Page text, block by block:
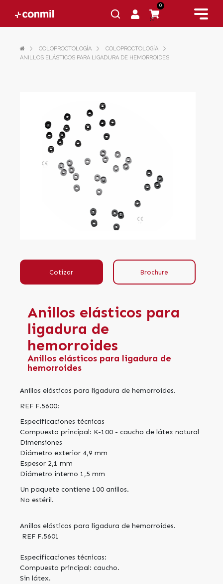
0
$0
COLOPROCTOLOGÍA
COLOPROCTOLOGÍA
ANILLOS ELÁSTICOS PARA LIGADURA DE HEMORROIDES
Cotizar Brochure
Anillos elásticos para
ligadura de
hemorroides
Anillos elásticos para ligadura de
hemorroides
Anillos elásticos para ligadura de hemorroides.
REF F.5600:
Especificaciones técnicas
Compuesto principal: K-100 - caucho de látex natural
Dimensiones
Diámetro exterior 4,9 mm
Espesor 2,1 mm
Diámetro interno 1,5 mm
Un paquete contiene 100 anillos.
No estéril.
Anillos elásticos para ligadura de hemorroides.
REF F.5601
Especificaciones técnicas:
Compuesto principal: caucho.
Sin látex.